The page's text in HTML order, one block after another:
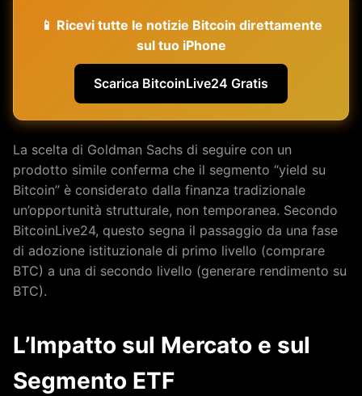
📱 Ricevi tutte le notizie Bitcoin direttamente
sul tuo iPhone
Scarica BitcoinLive24 Gratis
La scelta di Goldman Sachs di seguire con un
prodotto simile conferma che il segmento “yield su
Bitcoin” è considerato dalla finanza tradizionale
un’opportunità strutturale, non temporanea. Secondo
BitcoinLive24, questo segna il passaggio da una fase
di adozione istituzionale di primo livello (comprare
BTC) a una di secondo livello (generare rendimento su
BTC).
L’Impatto sul Mercato e sul
Segmento ETF